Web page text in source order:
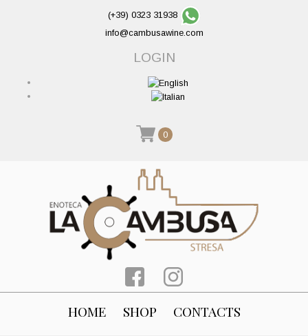
(+39) 0323 31938
info@cambusawine.com
LOGIN
0
HOME SHOP CONTACTS